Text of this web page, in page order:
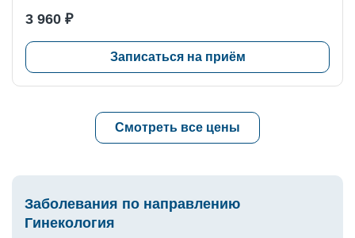
Лечение хронических циститов
Медикаментозное прерывание беременности
Плазмотерапия шейки матки
Постановка ВМС
Программа «Планирование беременности»
3 960 ₽
Записаться на приём
Смотреть все цены
Заболевания по направлению
Гинекология